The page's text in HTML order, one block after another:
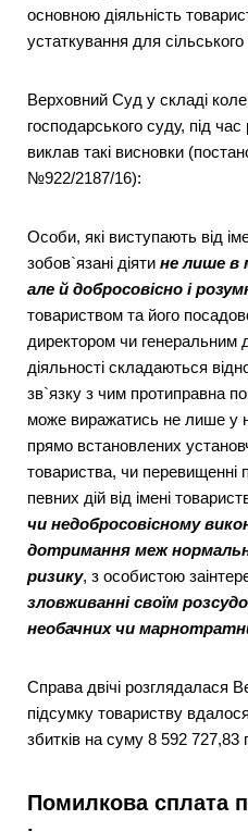
основною діяльність
устаткування для
Верховний Суд у складі
господарського суду, під час
виклав такі висновки
№922/2187/16):
Особи, які виступають від
зобов`язані діяти не лише в
але й добросовісно і
товариством та його
директором чи генеральним
діяльності складаються
зв`язку з чим протиправна
може виражатись не лише у
прямо встановлених
товариства, чи перевищенні
певних дій від імені
чи недобросовісному
дотримання меж
ризику, з особистою
зловживанні своїм
необачних чи
Справа двічі розглядалася
підсумку товариству
збитків на суму 8 592 727,83
Помилкова сплата